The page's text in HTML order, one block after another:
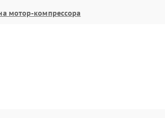
мотор-компрессора